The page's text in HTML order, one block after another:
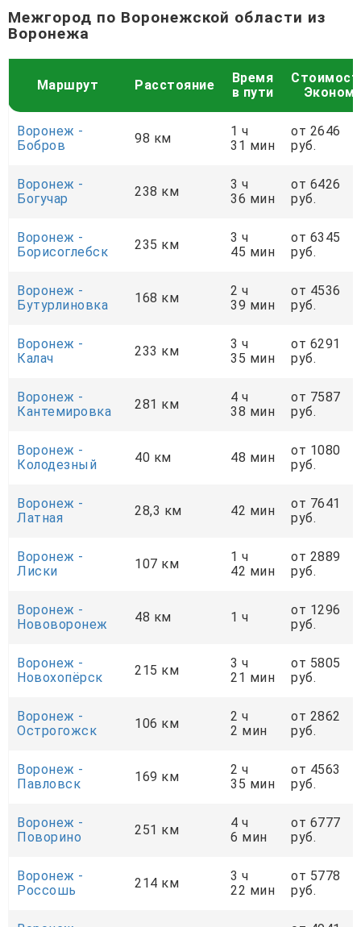
Межгород по Воронежской области из
Воронежа
Маршрут Расстояние
Время
в пути
Эконом
Воронеж -
Бобров
98 км
1 ч
31 мин
от 2646
руб.
Воронеж -
Богучар
238 км
3 ч
36 мин
от 6426
руб.
Воронеж -
Борисоглебск
235 км
3 ч
45 мин
от 6345
руб.
Воронеж -
Бутурлиновка
168 км
2 ч
39 мин
от 4536
руб.
Воронеж -
Калач
233 км
3 ч
35 мин
от 6291
руб.
Воронеж -
Кантемировка
281 км
4 ч
38 мин
от 7587
руб.
Воронеж -
Колодезный
40 км 48 мин
от 1080
руб.
Воронеж -
Латная
28,3 км 42 мин
от 7641
руб.
Воронеж -
Лиски
107 км
1 ч
42 мин
от 2889
руб.
Воронеж -
Нововоронеж
48 км 1 ч
от 1296
руб.
Воронеж -
Новохопёрск
215 км
3 ч
21 мин
от 5805
руб.
Воронеж -
Острогожск
106 км
2 ч
2 мин
от 2862
руб.
Воронеж -
Павловск
169 км
2 ч
35 мин
от 4563
руб.
Воронеж -
Поворино
251 км
4 ч
6 мин
от 6777
руб.
Воронеж -
Россошь
214 км
3 ч
22 мин
от 5778
руб.